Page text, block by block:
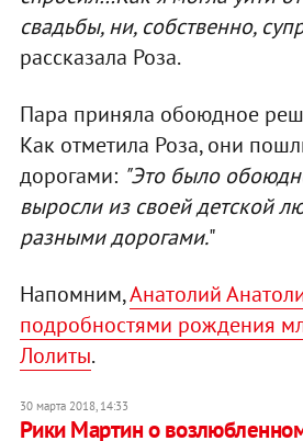
свадьбы, ни, собственно,
рассказала Роза.
Пара приняла обоюдное
Как отметила Роза, они
дорогами: "Это было
выросли из своей детской
разными дорогами."
Напомним,Анатолий
подробностями рождения
Лолиты.
30 марта 2018, 14:33
Рики Мартин о